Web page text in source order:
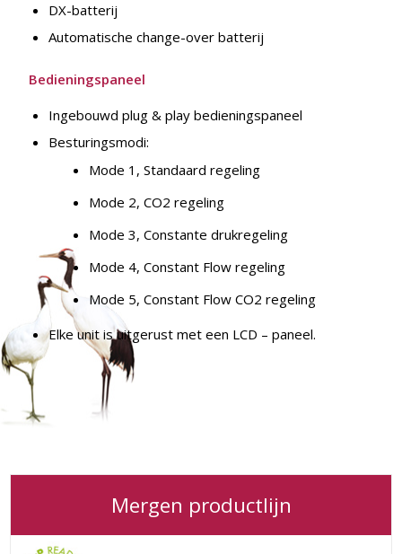
DX-batterij
Automatische change-over batterij
Bedieningspaneel
Ingebouwd plug & play bedieningspaneel
Besturingsmodi:
Mode 1, Standaard regeling
Mode 2, CO2 regeling
Mode 3, Constante drukregeling
Mode 4, Constant Flow regeling
Mode 5, Constant Flow CO2 regeling
Elke unit is uitgerust met een LCD – paneel.
Mergen productlijn